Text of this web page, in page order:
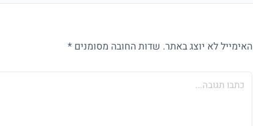
האימייל לא יוצג באתר. שדות החובה מסומנים *